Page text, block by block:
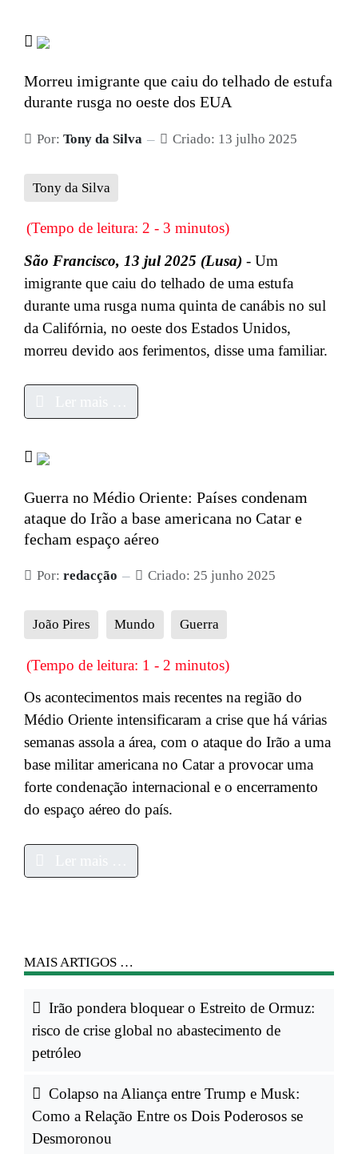
Morreu imigrante que caiu do telhado de estufa
durante rusga no oeste dos EUA
Por: Tony da Silva Criado: 13 julho 2025
Tony da Silva
(Tempo de leitura: 2 - 3 minutos)
São Francisco, 13 jul 2025 (Lusa) - Um
imigrante que caiu do telhado de uma estufa
durante uma rusga numa quinta de canábis no sul
da Califórnia, no oeste dos Estados Unidos,
morreu devido aos ferimentos, disse uma familiar.
Guerra no Médio Oriente: Países condenam
ataque do Irão a base americana no Catar e
fecham espaço aéreo
Por: redacção Criado: 25 junho 2025
João Pires Mundo Guerra
(Tempo de leitura: 1 - 2 minutos)
Os acontecimentos mais recentes na região do
Médio Oriente intensificaram a crise que há várias
semanas assola a área, com o ataque do Irão a uma
base militar americana no Catar a provocar uma
forte condenação internacional e o encerramento
do espaço aéreo do país.
MAIS ARTIGOS …
Irão pondera bloquear o Estreito de Ormuz:
risco de crise global no abastecimento de
petróleo
Colapso na Aliança entre Trump e Musk:
Como a Relação Entre os Dois Poderosos se
Desmoronou